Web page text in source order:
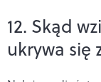
12. Skąd
ukrywa się